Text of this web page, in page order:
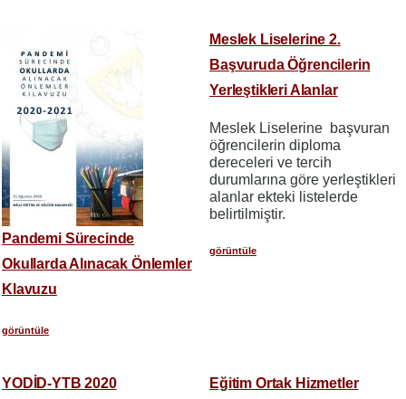
Pandemi Sürecinde
Okullarda Alınacak Önlemler
Klavuzu
görüntüle
Meslek Liselerine 2.
Başvuruda Öğrencilerin
Yerleştikleri Alanlar
Meslek Liselerine başvuran
öğrencilerin diploma
dereceleri ve tercih
durumlarına göre yerleştikleri
alanlar ekteki listelerde
belirtilmiştir.
görüntüle
YODİD-YTB 2020
Eğitim Ortak Hizmetler